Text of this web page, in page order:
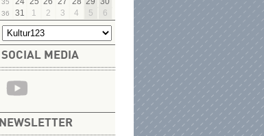
35
36 31 1 2 3 4 5 6
SOCIAL MEDIA
NEWSLETTER